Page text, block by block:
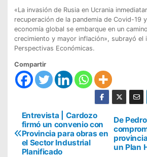
«La invasión de Rusia en Ucrania
recuperación de la pandemia de Covid-19
economía global se embarque en un
crecimiento y mayor inflación», subrayó el
Perspectivas Económicas.
Compartir
N
a
De
un Plan
Entrevista | Cardozo
firmó un convenio con
Provincia para obras en
el Sector Industrial
Planificado